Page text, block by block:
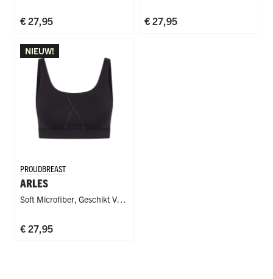
€ 27,95 € 27,95
NIEUW!
PROUDBREAST
ARLES
Soft Microfiber, Geschikt Voor
€ 27,95